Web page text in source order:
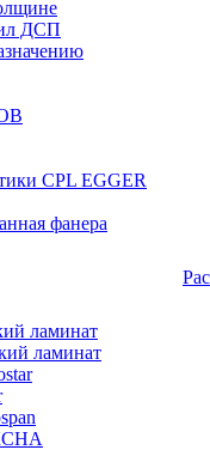
ДСП
CPL EGGER
фанера
ламинат
ламинат